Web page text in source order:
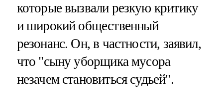
которые вызвали резкую критику
и широкий общественный
резонанс. Он, в частности, заявил,
что "сыну уборщика мусора
незачем становиться судьей".